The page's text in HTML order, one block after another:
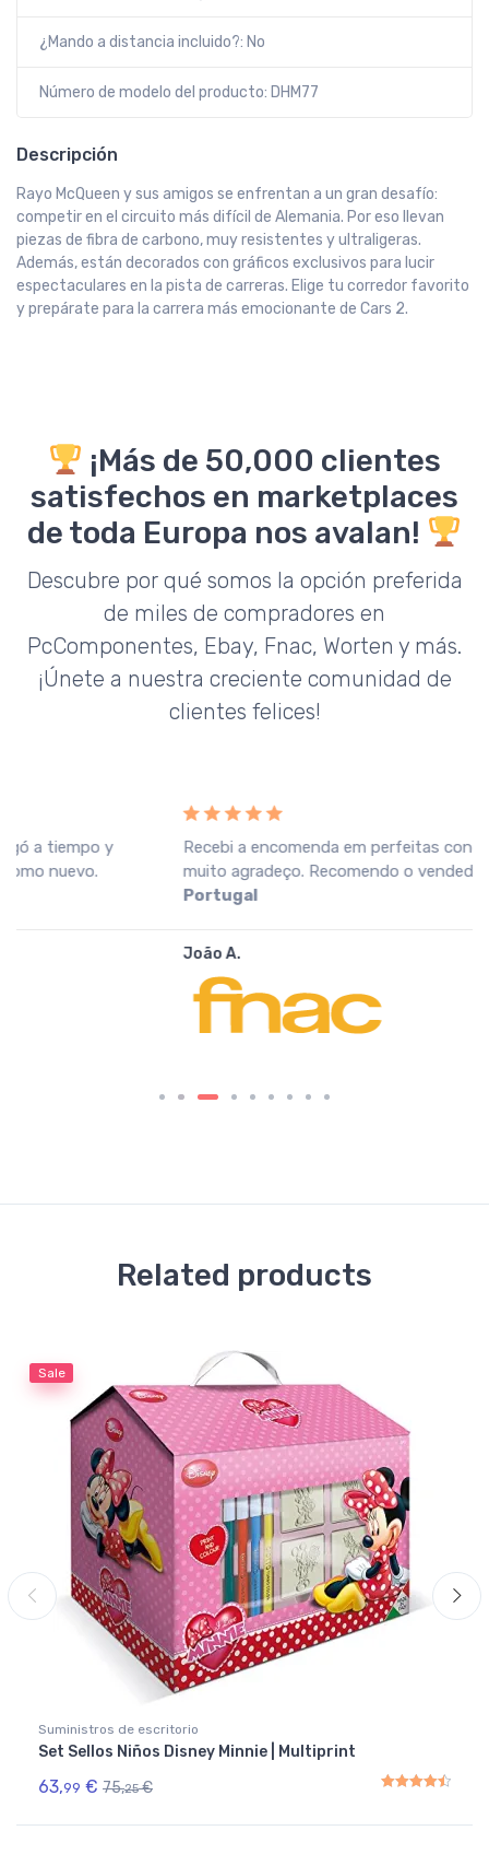
¿Mando a distancia incluido?: No
Número de modelo del producto: DHM77
Descripción
Rayo McQueen y sus amigos se enfrentan a un gran desafío:
competir en el circuito más difícil de Alemania. Por eso llevan
piezas de fibra de carbono, muy resistentes y ultraligeras.
Además, están decorados con gráficos exclusivos para lucir
espectaculares en la pista de carreras. Elige tu corredor favorito
y prepárate para la carrera más emocionante de Cars 2.
¡Más de 50,000 clientes
satisfechos en marketplaces
de toda Europa nos avalan!
Descubre por qué somos la opción preferida
de miles de compradores en
PcComponentes, Ebay, Fnac, Worten y más.
¡Únete a nuestra creciente comunidad de
clientes felices!
Recebi a encomenda em perfeitas condições, o que
muito agradeço. Recomendo o vendedor.Fnac
Related products
Sale
Suministros de escritorio
Set Sellos Niños Disney Minnie | Multiprint
63,99 € 75,25 €